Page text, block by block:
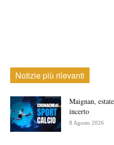
Notizie più rilevanti
Maignan,
incerto
8 Agosto 2026